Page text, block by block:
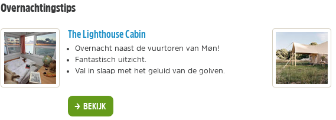
Overnachtingstips
The Lighthouse Cabin
Overnacht naast de vuurtoren van Møn!
Fantastisch uitzicht.
Val in slaap met het geluid van de golven.
BEKIJK